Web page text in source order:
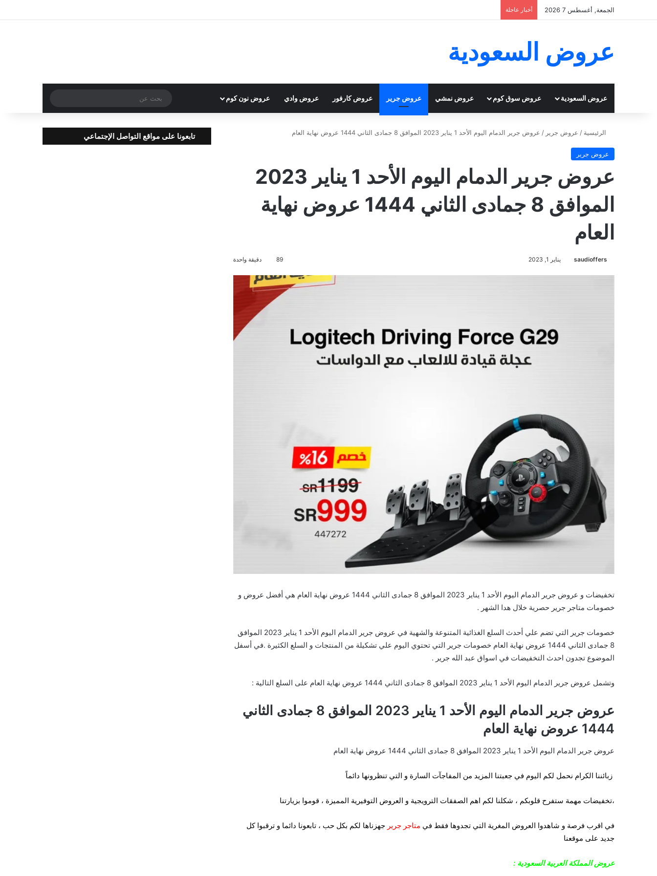
الجمعة, أغسطس 7 2026 أخبار عاجلة
عروض السعودية
عروض السعودية عروض سوق كوم عروض نمشي عروض جرير عروض كارفور عروض وادي عروض نون كوم
عن
الرئيسية / عروض جرير / عروض جرير الدمام اليوم الأحد 1 يناير 2023 الموافق 8 جمادى الثاني 1444 عروض نهاية العام
عروض جرير
عروض جرير الدمام اليوم الأحد 1 يناير 2023
الموافق 8 جمادى الثاني 1444 عروض نهاية
العام
saudioffers يناير 1, 2023 89 دقيقة واحدة
تخفيضات و عروض جرير الدمام اليوم الأحد 1 يناير 2023 الموافق 8 جمادى الثاني 1444 عروض نهاية العام هي أفضل عروض و
خصومات متاجر جرير حصرية خلال هدا الشهر .
خصومات جرير التي تضم علي أحدث السلع الغذائية المتنوعة والشهية في عروض جرير الدمام اليوم الأحد 1 يناير 2023 الموافق
8 جمادى الثاني 1444 عروض نهاية العام خصومات جرير التي تحتوي اليوم علي تشكيلة من المنتجات و السلع الكثيرة .في أسفل
الموضوع تجدون احدث التخفيضات في اسواق عبد الله جرير .
وتشمل عروض جرير الدمام اليوم الأحد 1 يناير 2023 الموافق 8 جمادى الثاني 1444 عروض نهاية العام على السلع التالية :
عروض جرير الدمام اليوم الأحد 1 يناير 2023 الموافق 8 جمادى الثاني
1444 عروض نهاية العام
عروض جرير الدمام اليوم الأحد 1 يناير 2023 الموافق 8 جمادى الثاني 1444 عروض نهاية العام
زبائننا الكرام نحمل لكم اليوم في جعبتنا المزيد من المفاجآت السارة و التي تنظرونها دائماً
،تخفيضات مهمة ستفرح قلوبكم ، شكلنا لكم اهم الصفقات الترويجية و العروض التوفيرية المميزة ، قوموا بزيارتنا
في اقرب فرصة و شاهدوا العروض المغرية التي تجدوها فقط في متاجر جرير جهزناها لكم بكل حب ، تابعونا دائما و ترقبوا كل
جديد على موقعنا
عروض المملكة العربية السعودية :
تابعونا على مواقع التواصل الإجتماعي